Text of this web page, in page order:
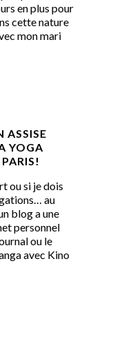
en plus pour
cette nature
mon mari
ASSISE
YOGA
ou si je dois
au
blog a une
personnel
ou le
avec Kino